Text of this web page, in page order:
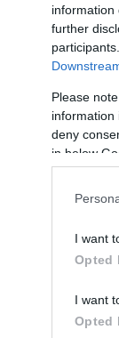
information
further
Please
information
deny
in below
I want
Opted
I want
Opted